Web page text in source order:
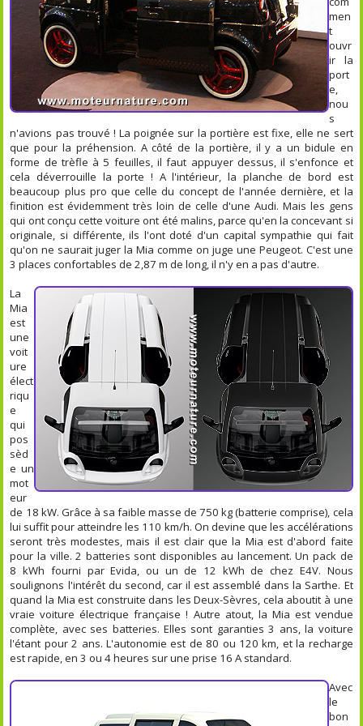
men
t
ouvr
ir la
port
e,
nou
s
n'avions pas trouvé ! La poignée sur la portière est fixe, elle ne sert
que pour la préhension. A côté de la portière, il y a un bidule en
forme de trèfle à 5 feuilles, il faut appuyer dessus, il s'enfonce et
cela déverrouille la porte ! A l'intérieur, la planche de bord est
beaucoup plus pro que celle du concept de l'année dernière, et la
finition est évidemment très loin de celle d'une Audi. Mais les gens
qui ont conçu cette voiture ont été malins, parce qu'en la concevant si
originale, si différente, ils l'ont doté d'un capital sympathie qui fait
qu'on ne saurait juger la Mia comme on juge une Peugeot. C'est une
3 places confortables de 2,87 m de long, il n'y en a pas d'autre.
La
Mia
est
une
voit
ure
élect
riqu
e
qui
pos
sèd
e un
mot
eur
de 18 kW. Grâce à sa faible masse de 750 kg (batterie comprise), cela
lui suffit pour atteindre les 110 km/h. On devine que les accélérations
seront très modestes, mais il est clair que la Mia est d'abord faite
pour la ville. 2 batteries sont disponibles au lancement. Un pack de
8 kWh fourni par Evida, ou un de 12 kWh de chez E4V. Nous
soulignons l'intérêt du second, car il est assemblé dans la Sarthe. Et
quand la Mia est construite dans les Deux-Sèvres, cela aboutit à une
vraie voiture électrique française ! Autre atout, la Mia est vendue
complète, avec ses batteries. Elles sont garanties 3 ans, la voiture
l'étant pour 2 ans. L'autonomie est de 80 ou 120 km, et la recharge
est rapide, en 3 ou 4 heures sur une prise 16 A standard.
Avec
le
bon